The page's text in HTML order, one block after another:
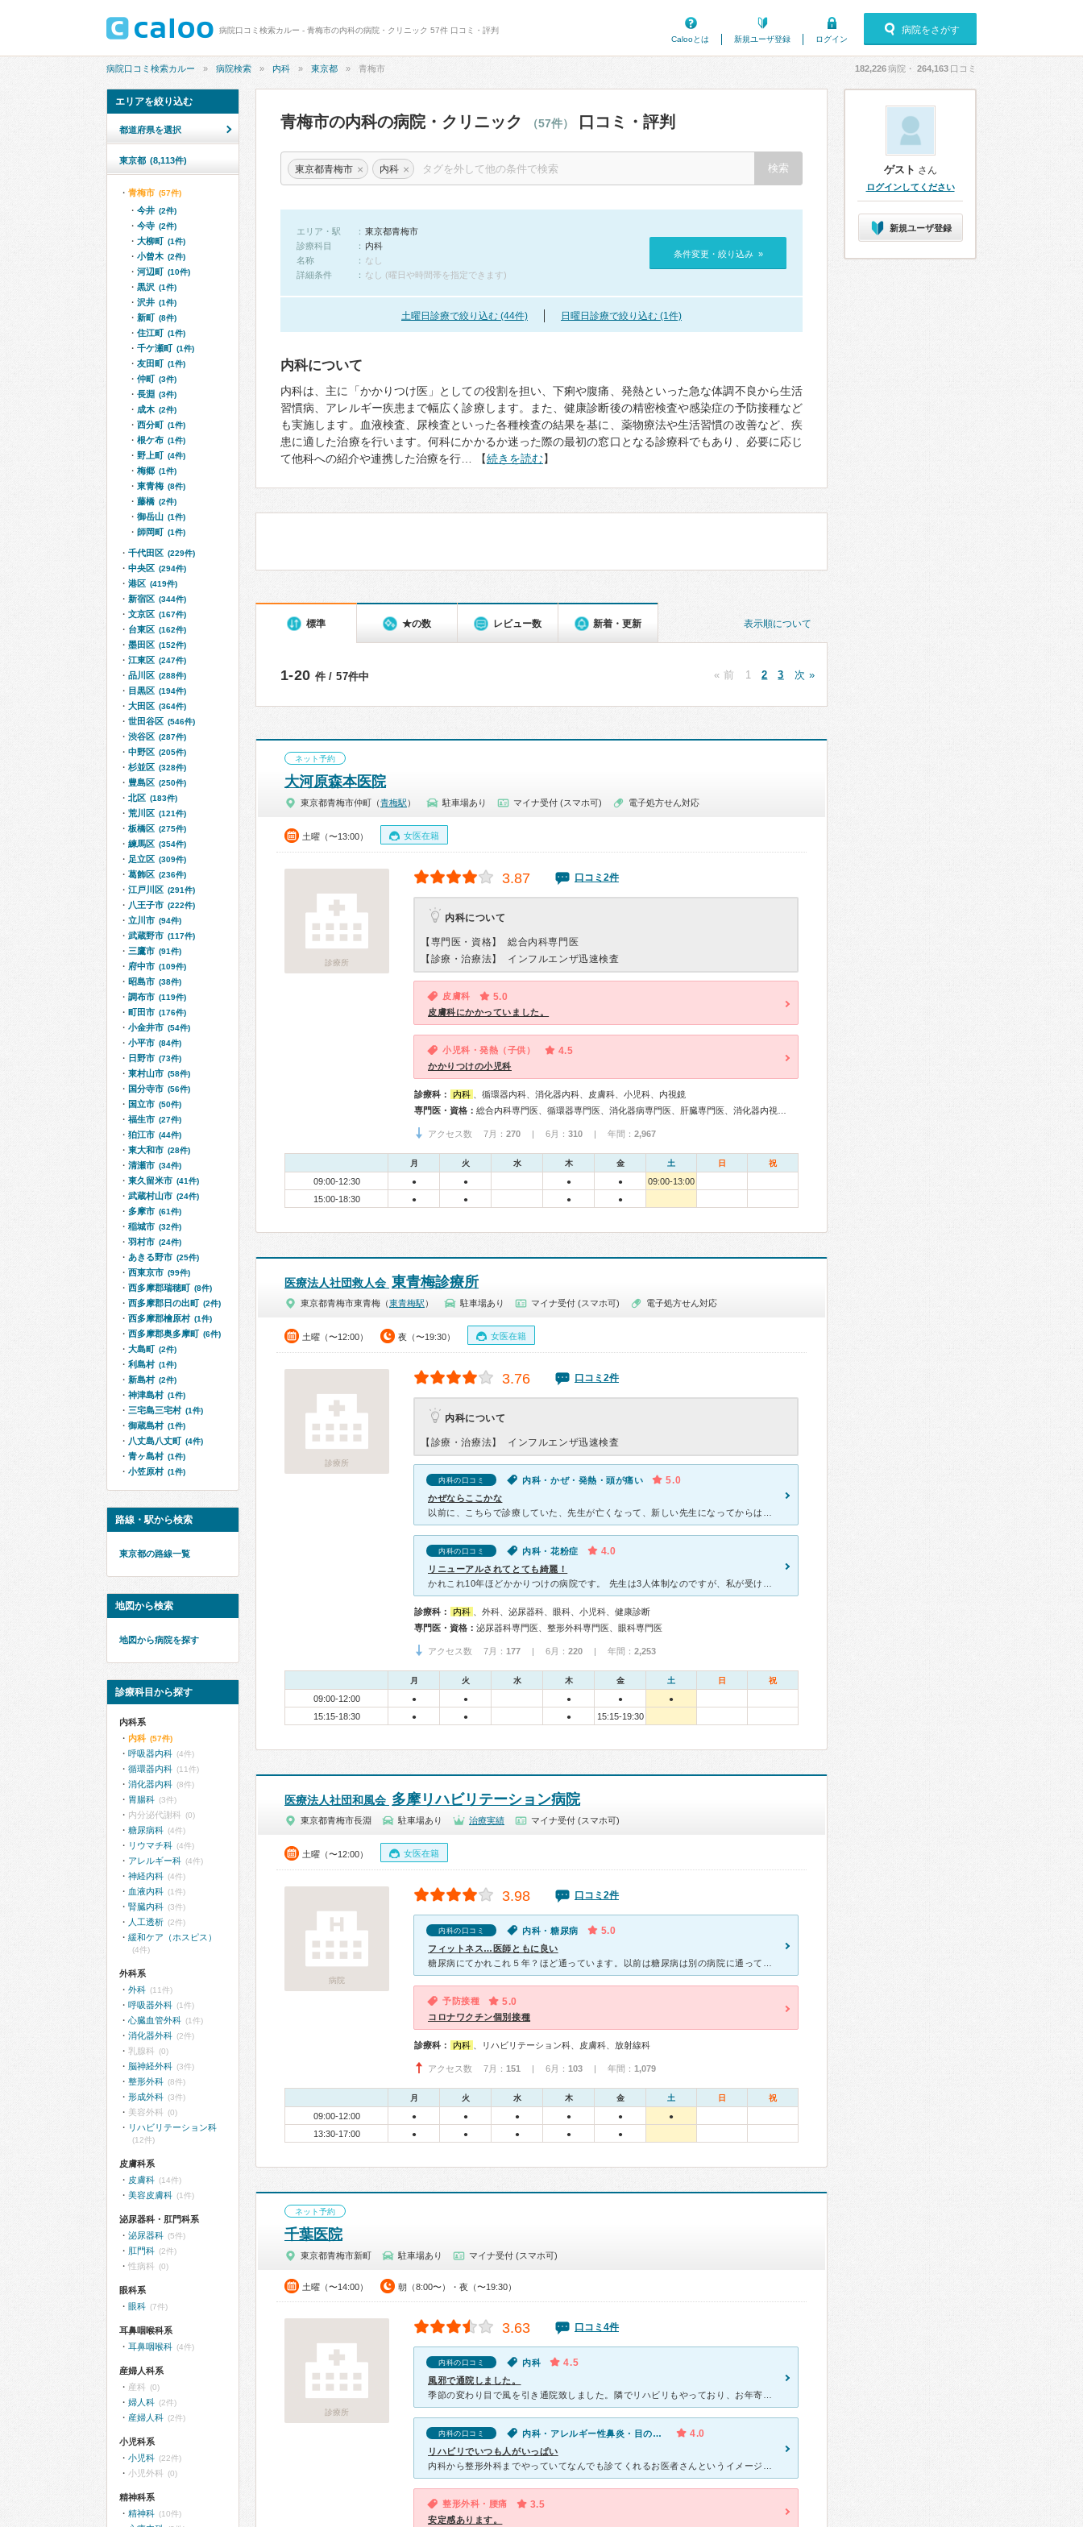
病院口コミ検索カルー - 青梅市の内科の病院・クリニック 57件 口コミ・評判
Calooとは
新規ユーザ登録 ログイン
病院をさがす
病院口コミ検索カルー 病院検索 内科 東京都 青梅市 182,226病院・ 264,163 口コミ
青梅市の内科の病院・クリニック （57件） 口コミ・評判
東京都青梅市 × 内科 ×
エリア・駅
東京都青梅市
診療科目
内科
名称
なし
詳細条件
なし (曜日や時間帯を指定できます)
条件変更・絞り込み »
土曜日診療で絞り込む (44件) 日曜日診療で絞り込む (1件)
内科について
内科は、主に「かかりつけ医」としての役割を担い、下痢や腹痛、発熱といった急な体調不良から生活
習慣病、アレルギー疾患まで幅広く診療します。また、健康診断後の精密検査や感染症の予防接種など
も実施します。血液検査、尿検査といった各種検査の結果を基に、薬物療法や生活習慣の改善など、疾
患に適した治療を行います。何科にかかるか迷った際の最初の窓口となる診療科でもあり、必要に応じ
て他科への紹介や連携した治療を行… 【続きを読む】
表示順について
標準 ★の数 レビュー数 新着・更新
1-20 件 / 57件中 « 前 1 2 3 次 »
ネット予約
大河原森本医院
東京都青梅市仲町（青梅駅 ） 駐車場あり マイナ受付 (スマホ可) 電子処方せん対応
土曜（〜13:00） 女医在籍
診療所
3.87 口コミ2件
内科について
【専門医・資格】
総合内科専門医
【診療・治療法】
インフルエンザ迅速検査
皮膚科 5.0
皮膚科にかかっていました。
小児科・発熱（子供） 4.5
かかりつけの小児科
診療科： 内科
、循環器内科、消化器内科、皮膚科、小児科、内視鏡
専門医・資格：
アクセス数 7月： 270 | 6月： 310 | 年間： 2,967
月 火 水 木 金 土 日 祝
09:00-12:30 ● ● ● ●
09:00-13:00
15:00-18:30
● ● ● ●
医療法人社団救人会 東青梅診療所
東京都青梅市東青梅（東青梅駅 ） 駐車場あり マイナ受付 (スマホ可) 電子処方せん対応
土曜（〜12:00） 夜（〜19:30） 女医在籍
診療所
3.76 口コミ2件
内科について
【診療・治療法】 インフルエンザ迅速検査
内科の口コミ 内科・かぜ・発熱・頭が痛い 5.0
かぜならここかな
内科の口コミ 内科・花粉症 4.0
リニューアルされてとても綺麗！
診療科： 内科
、外科、泌尿器科、眼科、小児科、健康診断
専門医・資格： 泌尿器科専門医、整形外科専門医、眼科専門医
アクセス数 7月： 177 | 6月： 220 | 年間： 2,253
月 火 水 木 金 土 日 祝
09:00-12:00 ● ● ● ● ●
15:15-18:30 ● ● ● 15:15-19:30
医療法人社団和風会 多摩リハビリテーション病院
東京都青梅市長淵 駐車場あり 治療実績 マイナ受付 (スマホ可)
土曜（〜12:00） 女医在籍
病院
3.98 口コミ2件
内科の口コミ 内科・糖尿病 5.0
フィットネス…医師ともに良い
予防接種 5.0
コロナワクチン個別接種
診療科： 内科 、リハビリテーション科、皮膚科、放射線科
アクセス数 7月： 151 | 6月： 103 | 年間： 1,079
月 火 水 木 金 土 日 祝
09:00-12:00 ● ● ● ● ● ●
13:30-17:00 ● ● ● ● ●
ネット予約
千葉医院
東京都青梅市新町 駐車場あり マイナ受付 (スマホ可)
土曜（〜14:00） 朝（8:00〜）・夜（〜19:30）
診療所
3.63 口コミ4件
内科の口コミ 内科 4.5
風邪で通院しました。
内科の口コミ 内科・アレルギー性鼻炎・目のかゆみ 4.0
リハビリでいつも人がいっぱい
整形外科・腰痛 3.5
安定感あります。
エリアを絞り込む
都道府県を選択
東京都 (8,113件)
青梅市 (57件)
今井 (2件)
今寺 (2件)
大柳町 (1件)
小曾木 (2件)
河辺町 (10件)
黒沢 (1件)
沢井 (1件)
新町 (8件)
住江町 (1件)
千ケ瀬町 (1件)
友田町 (1件)
仲町 (3件)
長淵 (3件)
成木 (2件)
西分町 (1件)
根ケ布 (1件)
野上町 (4件)
梅郷 (1件)
東青梅 (8件)
藤橋 (2件)
御岳山 (1件)
師岡町 (1件)
千代田区 (229件)
中央区 (294件)
港区 (419件)
新宿区 (344件)
文京区 (167件)
台東区 (162件)
墨田区 (152件)
江東区 (247件)
品川区 (288件)
目黒区 (194件)
大田区 (364件)
世田谷区 (546件)
渋谷区 (287件)
中野区 (205件)
杉並区 (328件)
豊島区 (250件)
北区 (183件)
荒川区 (121件)
板橋区 (275件)
練馬区 (354件)
足立区 (309件)
葛飾区 (236件)
江戸川区 (291件)
八王子市 (222件)
立川市 (94件)
武蔵野市 (117件)
三鷹市 (91件)
府中市 (109件)
昭島市 (38件)
調布市 (119件)
町田市 (176件)
小金井市 (54件)
小平市 (84件)
日野市 (73件)
東村山市 (58件)
国分寺市 (56件)
国立市 (50件)
福生市 (27件)
狛江市 (44件)
東大和市 (28件)
清瀬市 (34件)
東久留米市 (41件)
武蔵村山市 (24件)
多摩市 (61件)
稲城市 (32件)
羽村市 (24件)
あきる野市 (25件)
西東京市 (99件)
西多摩郡瑞穂町 (8件)
西多摩郡日の出町 (2件)
西多摩郡檜原村 (1件)
西多摩郡奥多摩町 (6件)
大島町 (2件)
利島村 (1件)
新島村 (2件)
神津島村 (1件)
三宅島三宅村 (1件)
御蔵島村 (1件)
八丈島八丈町 (4件)
青ヶ島村 (1件)
小笠原村 (1件)
路線・駅から検索
東京都の路線一覧
地図から検索
地図から病院を探す
診療科目から探す
内科系
内科 (57件)
呼吸器内科 (4件)
循環器内科 (11件)
消化器内科 (8件)
胃腸科 (3件)
内分泌代謝科 (0)
糖尿病科 (4件)
リウマチ科 (4件)
アレルギー科 (4件)
神経内科 (4件)
血液内科 (1件)
腎臓内科 (3件)
人工透析 (2件)
緩和ケア（ホスピス）
(4件)
外科系
外科 (11件)
呼吸器外科 (1件)
心臓血管外科 (1件)
消化器外科 (2件)
乳腺科 (0)
脳神経外科 (3件)
整形外科 (8件)
形成外科 (3件)
美容外科 (0)
リハビリテーション科
(12件)
皮膚科系
皮膚科 (14件)
美容皮膚科 (1件)
泌尿器科・肛門科系
泌尿器科 (5件)
肛門科 (2件)
性病科 (0)
眼科系
眼科 (7件)
耳鼻咽喉科系
耳鼻咽喉科 (4件)
産婦人科系
産科 (0)
婦人科 (2件)
産婦人科 (2件)
小児科系
小児科 (22件)
小児外科 (0)
精神科系
精神科 (10件)
ゲスト さん
ログインしてください
新規ユーザ登録